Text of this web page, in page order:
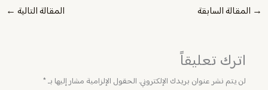
→ المقالة السابقة المقالة التالية ←
اترك تعليقاً
لن يتم نشر عنوان بريدك الإلكتروني. الحقول الإلزامية مشار إليها بـ*